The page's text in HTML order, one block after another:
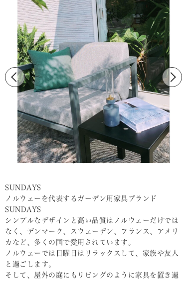
SUNDAYS
ノルウェーを代表するガーデン用家具ブランド
SUNDAYS
シンプルなデザインと高い品質はノルウェーだけでは
なく、デンマーク、スウェーデン、フランス、アメリ
カなど、多くの国で愛用されています。
ノルウェーでは日曜日はリラックスして、家族や友人
と過ごします。
そして、屋外の庭にもリビングのように家具を置き過